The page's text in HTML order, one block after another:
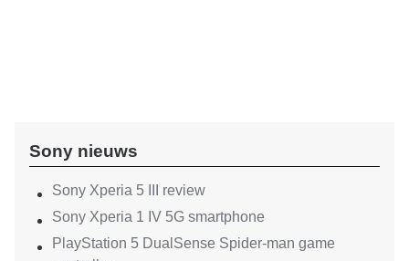
Sony nieuws
Sony Xperia 5 III review
Sony Xperia 1 IV 5G smartphone
PlayStation 5 DualSense Spider-man game